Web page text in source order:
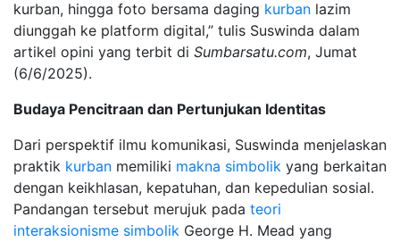
kurban, hingga foto bersama daging kurban lazim
diunggah ke platform digital,” tulis Suswinda dalam
artikel opini yang terbit di Sumbarsatu.com, Jumat
(6/6/2025).
Budaya Pencitraan dan Pertunjukan Identitas
Dari perspektif ilmu komunikasi, Suswinda menjelaskan
praktik kurban memiliki makna simbolik yang berkaitan
dengan keikhlasan, kepatuhan, dan kepedulian sosial.
Pandangan tersebut merujuk pada teori
interaksionisme simbolik George H. Mead yang